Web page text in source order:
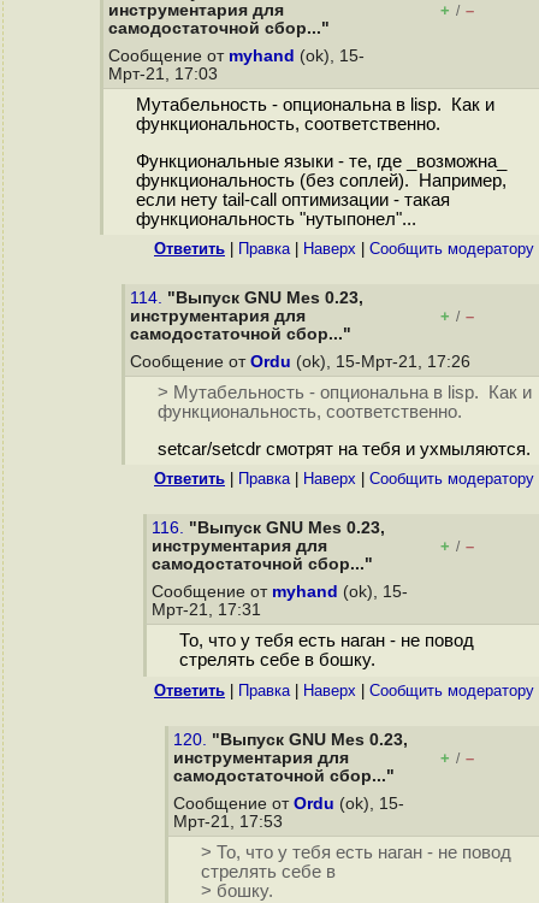
инструментария для
самодостаточной сбор..."
+ / –
Сообщение от myhand (ok), 15-
Мрт-21, 17:03
Мутабельность - опциональна в lisp. Как и
функциональность, соответственно.
Функциональные языки - те, где _возможна_
функциональность (без соплей). Например,
если нету tail-call оптимизации - такая
функциональность "нутыпонел"...
Ответить Правка| Наверх Cообщить модератору
114. "Выпуск GNU Mes 0.23,
инструментария для
самодостаточной сбор..."
+ / –
Сообщение от Ordu (ok), 15-Мрт-21, 17:26
> Мутабельность - опциональна в lisp. Как и
функциональность, соответственно.
setcar/setcdr смотрят на тебя и ухмыляются.
Ответить Правка| Наверх Cообщить модератору
116. "Выпуск GNU Mes 0.23,
инструментария для
самодостаточной сбор..."
+ / –
Сообщение от myhand (ok), 15-
Мрт-21, 17:31
То, что у тебя есть наган - не повод
стрелять себе в бошку.
Ответить Правка| Наверх Cообщить модератору
120. "Выпуск GNU Mes 0.23,
инструментария для
самодостаточной сбор..."
+ / –
Сообщение от Ordu (ok), 15-
Мрт-21, 17:53
> То, что у тебя есть наган - не повод
стрелять себе в
> бошку.